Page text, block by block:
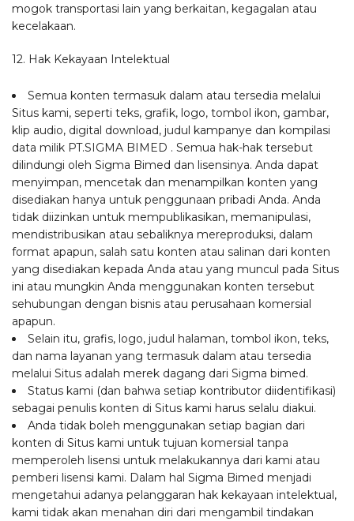
mogok transportasi lain yang berkaitan, kegagalan atau
kecelakaan.
12. Hak Kekayaan Intelektual
Semua konten termasuk dalam atau tersedia melalui
Situs kami, seperti teks, grafik, logo, tombol ikon, gambar,
klip audio, digital download, judul kampanye dan kompilasi
data milik PT.SIGMA BIMED . Semua hak-hak tersebut
dilindungi oleh Sigma Bimed dan lisensinya. Anda dapat
menyimpan, mencetak dan menampilkan konten yang
disediakan hanya untuk penggunaan pribadi Anda. Anda
tidak diizinkan untuk mempublikasikan, memanipulasi,
mendistribusikan atau sebaliknya mereproduksi, dalam
format apapun, salah satu konten atau salinan dari konten
yang disediakan kepada Anda atau yang muncul pada Situs
ini atau mungkin Anda menggunakan konten tersebut
sehubungan dengan bisnis atau perusahaan komersial
apapun.
Selain itu, grafis, logo, judul halaman, tombol ikon, teks,
dan nama layanan yang termasuk dalam atau tersedia
melalui Situs adalah merek dagang dari Sigma bimed.
Status kami (dan bahwa setiap kontributor diidentifikasi)
sebagai penulis konten di Situs kami harus selalu diakui.
Anda tidak boleh menggunakan setiap bagian dari
konten di Situs kami untuk tujuan komersial tanpa
memperoleh lisensi untuk melakukannya dari kami atau
pemberi lisensi kami. Dalam hal Sigma Bimed menjadi
mengetahui adanya pelanggaran hak kekayaan intelektual,
kami tidak akan menahan diri dari mengambil tindakan